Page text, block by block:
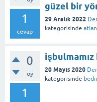
1
cevap
güzel bir
29 Aralık 2022
kategorisinde
0
oy
1
20 Mayıs 2020
kategorisinde